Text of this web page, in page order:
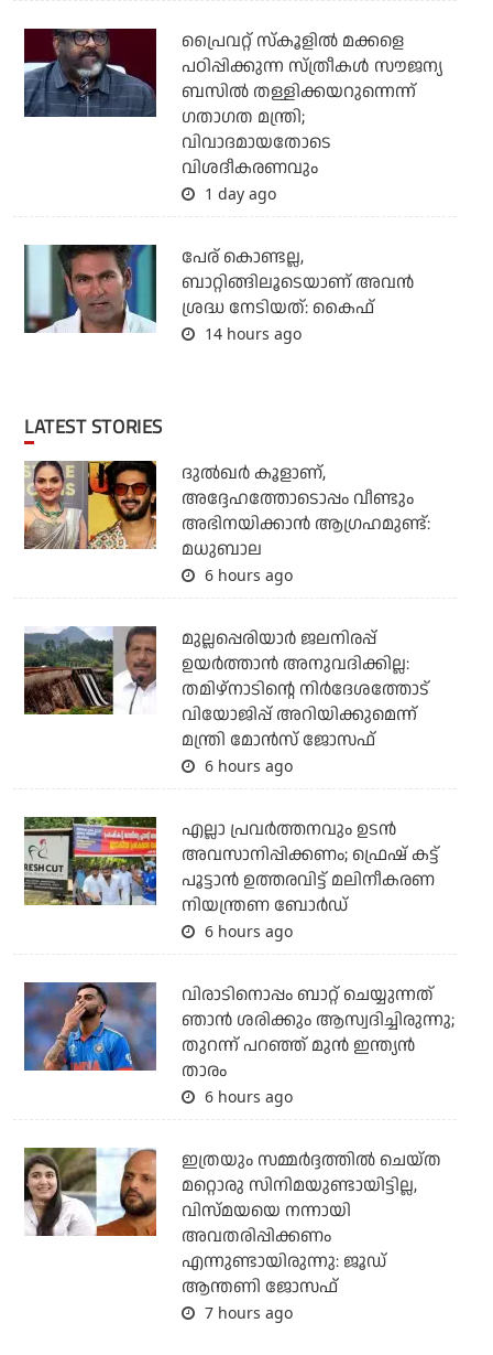
പ്രൈവറ്റ് സ്‌കൂളില്‍ മക്കളെ
പഠിപ്പിക്കുന്ന സ്ത്രീകള്‍ സൗജന്യ
ബസില്‍ തള്ളിക്കയറുന്നെന്ന്
ഗതാഗത മന്ത്രി;
വിവാദമായതോടെ
വിശദീകരണവും
1 day ago
പേര് കൊണ്ടല്ല,
ബാറ്റിങ്ങിലൂടെയാണ് അവൻ
ശ്രദ്ധ നേടിയത്: കൈഫ്
14 hours ago
LATEST STORIES
ദുല്‍ഖര്‍ കൂളാണ്,
അദ്ദേഹത്തോടൊപ്പം വീണ്ടും
അഭിനയിക്കാന്‍ ആഗ്രഹമുണ്ട്:
മധുബാല
6 hours ago
മുല്ലപ്പെരിയാര്‍ ജലനിരപ്പ്
ഉയര്‍ത്താന്‍ അനുവദിക്കില്ല:
തമിഴ്‌നാടിന്റെ നിര്‍ദേശത്തോട്
വിയോജിപ്പ് അറിയിക്കുമെന്ന്
മന്ത്രി മോന്‍സ് ജോസഫ്
6 hours ago
എല്ലാ പ്രവര്‍ത്തനവും ഉടന്‍
അവസാനിപ്പിക്കണം; ഫ്രെഷ് കട്ട്
പൂട്ടാന്‍ ഉത്തരവിട്ട് മലിനീകരണ
നിയന്ത്രണ ബോര്‍ഡ്
6 hours ago
വിരാടിനൊപ്പം ബാറ്റ് ചെയ്യുന്നത്
ഞാന്‍ ശരിക്കും ആസ്വദിച്ചിരുന്നു;
തുറന്ന് പറഞ്ഞ് മുന്‍ ഇന്ത്യന്‍
താരം
6 hours ago
ഇത്രയും സമ്മർദ്ദത്തിൽ ചെയ്ത
മറ്റൊരു സിനിമയുണ്ടായിട്ടില്ല,
വിസ്മയയെ നന്നായി
അവതരിപ്പിക്കണം
എന്നുണ്ടായിരുന്നു: ജൂഡ്
ആന്തണി ജോസഫ്
7 hours ago